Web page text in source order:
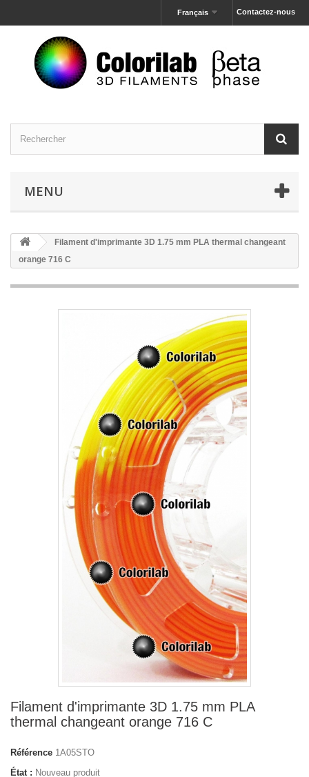
Contactez-nous
Français
MENU
Filament d'imprimante 3D 1.75 mm PLA thermal changeant
orange 716 C
Filament d'imprimante 3D 1.75 mm PLA
thermal changeant orange 716 C
Référence 1A05STO
État : Nouveau produit